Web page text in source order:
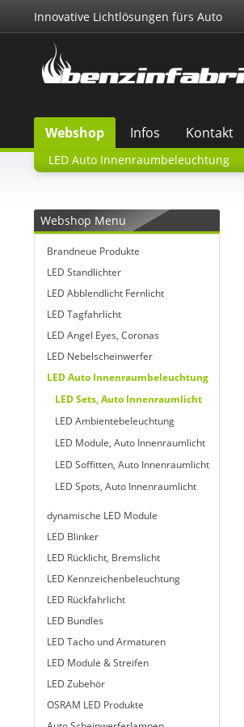
Innovative Lichtlösungen fürs Auto
Webshop Infos Kontakt
LED Auto Innenraumbeleuchtung
Webshop Menu
Brandneue Produkte
LED Standlichter
LED Abblendlicht Fernlicht
LED Tagfahrlicht
LED Angel Eyes, Coronas
LED Nebelscheinwerfer
LED Auto Innenraumbeleuchtung
LED Sets, Auto Innenraumlicht
LED Ambientebeleuchtung
LED Module, Auto Innenraumlicht
LED Soffitten, Auto Innenraumlicht
LED Spots, Auto Innenraumlicht
dynamische LED Module
LED Blinker
LED Rücklicht, Bremslicht
LED Kennzeichenbeleuchtung
LED Rückfahrlicht
LED Bundles
LED Tacho und Armaturen
LED Module & Streifen
LED Zubehör
OSRAM LED Produkte